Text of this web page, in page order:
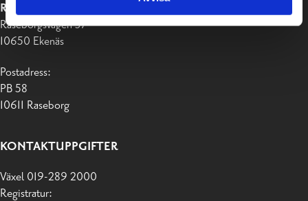
RASEBORGS STAD
Raseborgsvägen 37
10650 Ekenäs
Postadress:
PB 58
10611 Raseborg
KONTAKTUPPGIFTER
Växel 019-289 2000
Registratur: